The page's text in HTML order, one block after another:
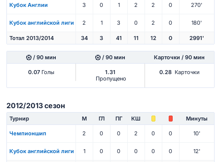
Кубок Англии 3 0 1 2 2 0 270'
Кубок английской лиги 2 1 3 0 2 0 180'
Тотал 2013/2014 34 3 41 11 12 0 2991'
/ 90 мин / 90 мин Карточки / 90 мин
0.07Голы
1.31
Пропущено
0.28 Карточки
2012/2013 сезон
Турнир М ГЛ ПГ КШ Минуты
Чемпионшип 2 0 0 2 0 0 10'
Кубок английской лиги 1 0 0 0 0 0 12'